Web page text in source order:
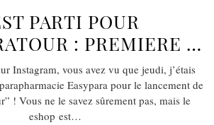
PARTI POUR
: PREMIERE …
Instagram, vous avez vu que jeudi, j’étais
Easypara pour le lancement de
! Vous ne le savez sûrement pas, mais le
eshop est…